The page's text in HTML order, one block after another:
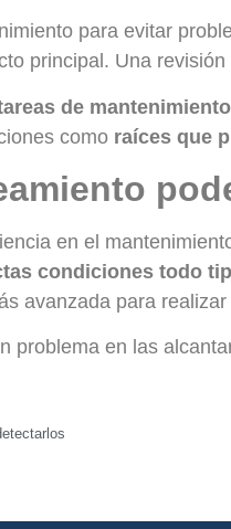
para evitar
principal. Una
de
como raíces que
en el
condiciones todo
avanzada para
problema en las